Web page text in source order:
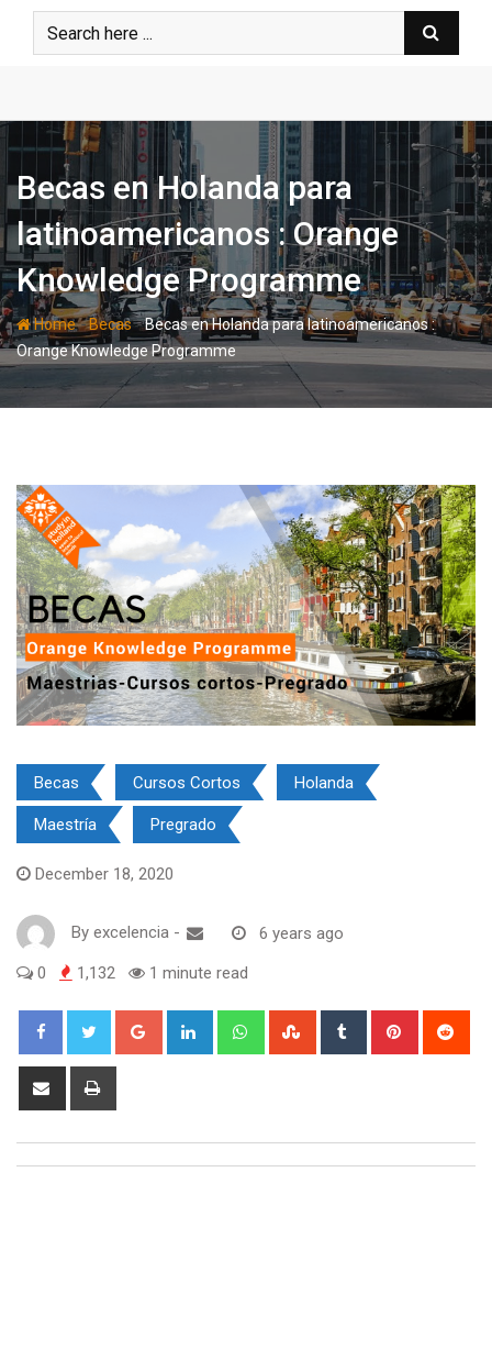
Becas en Holanda para
latinoamericanos : Orange
Knowledge Programme
Home-Becas-Becas en Holanda para latinoamericanos :
Orange Knowledge Programme
Becas Cursos Cortos Holanda
Maestría Pregrado
December 18, 2020
By excelencia - 6 years ago
0 1,132 1 minute read
Google+ LinkedIn WhatsappStumbleUpon
Tumblr Pinterest
Share